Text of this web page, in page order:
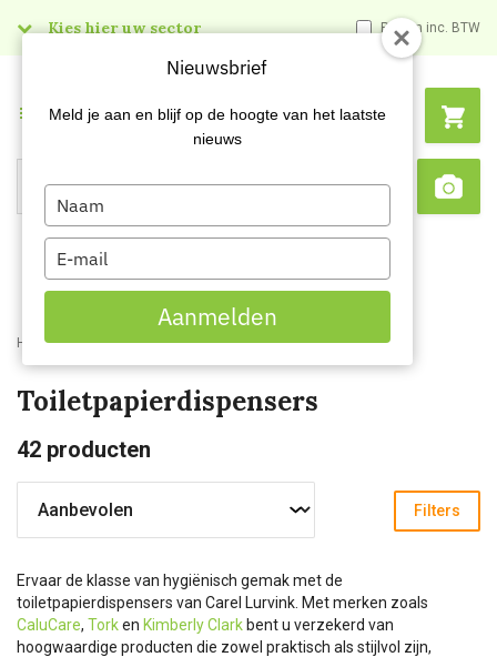
Kies hier uw sector Prijzen inc. BTW
Search
Menu
Home Webshop Dispensers Toiletpapierdispensers
Toiletpapierdispensers
42 producten
Filters
Ervaar de klasse van hygiënisch gemak met de
toiletpapierdispensers van Carel Lurvink. Met merken zoals
CaluCare, Torken Kimberly Clark bent u verzekerd van
hoogwaardige producten die zowel praktisch als stijlvol zijn,
Nieuwsbrief
Meld je aan en blijf op de hoogte van het laatste
nieuws
Type
your
name
Type
your
email
Aanmelden